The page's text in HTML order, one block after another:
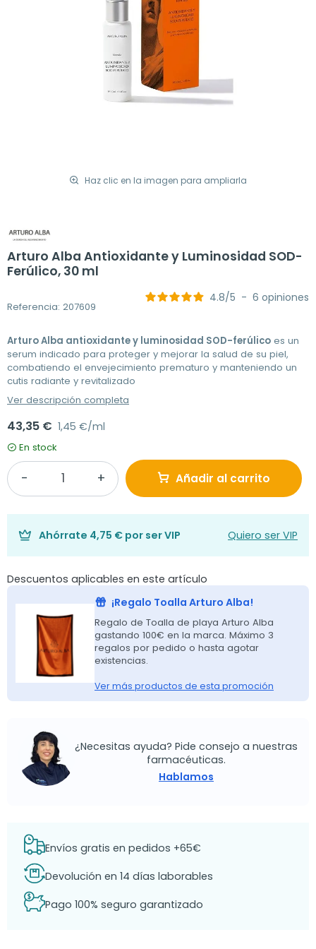
Haz clic en la imagen para ampliarla
Arturo Alba Antioxidante y Luminosidad SOD-
Ferúlico, 30 ml
Referencia: 207609
4.8/5 - 6 opiniones
Arturo Alba antioxidante y luminosidad SOD-ferúlico es un
serum indicado para proteger y mejorar la salud de su piel,
combatiendo el envejecimiento prematuro y manteniendo un
cutis radiante y revitalizado
Ver descripción completa
43,35 € 1,45 €/ml
En stock
Añadir al carrito
Ahórrate 4,75 € por ser VIP Quiero ser VIP
Descuentos aplicables en este artículo
¡Regalo Toalla Arturo Alba!
Regalo de Toalla de playa Arturo Alba
gastando 100€ en la marca. Máximo 3
regalos por pedido o hasta agotar
existencias.
Ver más productos de esta promoción
¿Necesitas ayuda? Pide consejo a nuestras
farmacéuticas.
Hablamos
Envíos gratis en pedidos +65€
Devolución en 14 días laborables
Pago 100% seguro garantizado